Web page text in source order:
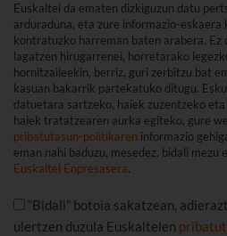
Euskaltel da ematen dizkiguzun datu
arduraduna, eta zure informazio-
kontratuzko harreman baten arabera. Ez
lagatzen hirugarrenei, horretarako
hornitzaileekin, berriz, guri zerbitzu bat
kasuan bakarrik partekatuko ditugu.
datuetara sartzeko, haiek zuzentzeko
haiek tratatzearen aurka egiteko, gure
pribatutasun-politikaren informazio
eman nahi baduzu, mesedez, bidali mezu
Euskaltel Enpresasera.
“Bidali” botoia sakatzean,
ulertzen duzula Euskaltelen